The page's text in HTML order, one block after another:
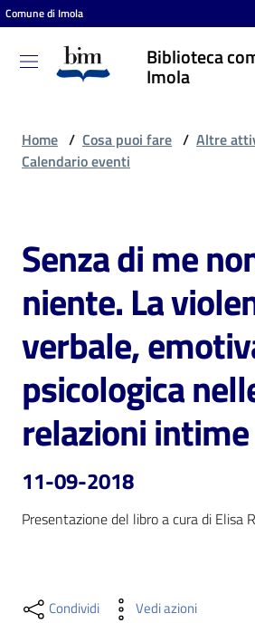
Vai al contenuto
Vai alla navigazione
Vai al footer
Comune di Imola
Biblioteca
Imola
Biblioteca
comunale
Cosa
puoi
fare
Scopri
i
contenuti
online
Home / Cosa puoi fare / Altre
Calendario eventi
Salta al contenuto
Senza di me
niente. La
verbale,
psicologica
relazioni intime
11-09-2018
Presentazione del libro a cura di Elisa
Condividi Vedi azioni